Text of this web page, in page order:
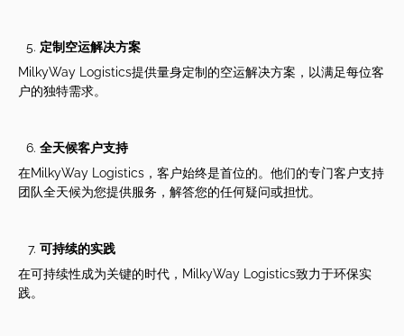
定制空运解决方案
MilkyWay Logistics提供量身定制的空运解决方案，以满足每位客
户的独特需求。
全天候客户支持
在MilkyWay Logistics，客户始终是首位的。他们的专门客户支持
团队全天候为您提供服务，解答您的任何疑问或担忧。
可持续的实践
在可持续性成为关键的时代，MilkyWay Logistics致力于环保实
践。